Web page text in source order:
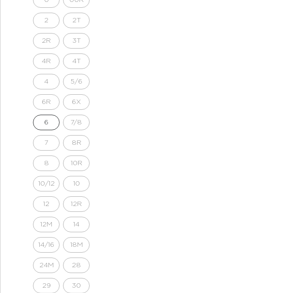
2 2T
2R 3T
4R 4T
4 5/6
6R 6X
6 7/8
7 8R
8 10R
10/12 10
12 12R
12M 14
14/16 18M
24M 28
29 30